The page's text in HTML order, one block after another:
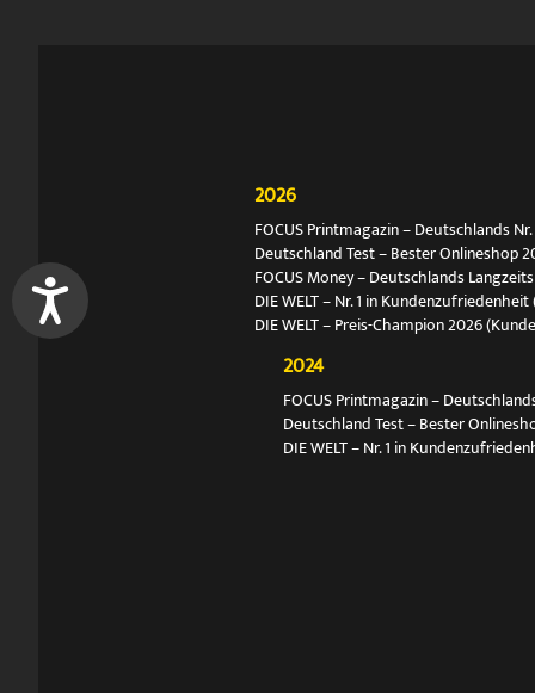
2026
FOCUS Printmagazin – Deutschlands
Deutschland Test – Bester Onlineshop
FOCUS Money – Deutschlands
DIE WELT – Nr. 1 in
DIE WELT – Preis-Champion 2026
2024
FOCUS Printmagazin –
Deutschland Test – Bester
DIE WELT – Nr. 1 in